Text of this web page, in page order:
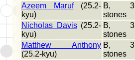
Azeem Maruf(25.2-
kyu)
B, 3
stones
Nicholas Davis(25.2-
kyu)
B, 3
stones
Matthew Anthony
(25.2-kyu)
B, 3
stones